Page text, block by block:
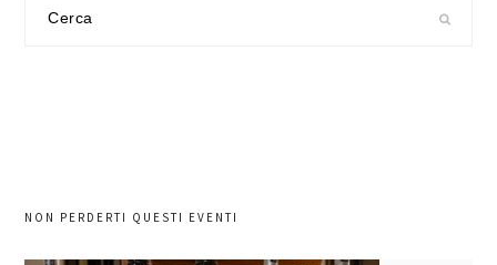
NON PERDERTI QUESTI EVENTI